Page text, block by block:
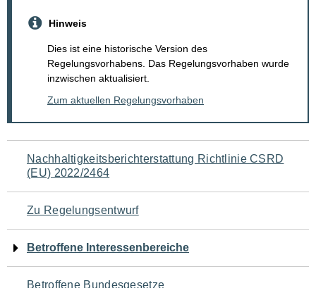
Hinweis
Dies ist eine historische Version des
Regelungsvorhabens. Das Regelungsvorhaben wurde
inzwischen aktualisiert.
Zum aktuellen Regelungsvorhaben
Navigation
für
den
Seiteninhalt
Nachhaltigkeitsberichterstattung Richtlinie CSRD
(EU) 2022/2464
Zu Regelungsentwurf
Betroffene Interessenbereiche
Betroffene Bundesgesetze